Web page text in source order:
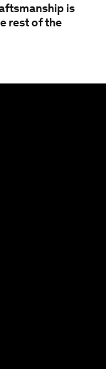
is
rest of the